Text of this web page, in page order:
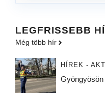
LEGFRISSEBB
Még több hír
HÍREK -